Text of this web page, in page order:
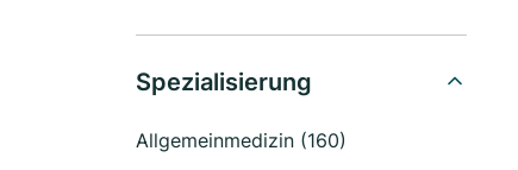
Spezialisierung
Allgemeinmedizin (160)